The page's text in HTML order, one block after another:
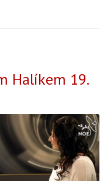
Halíkem 19.